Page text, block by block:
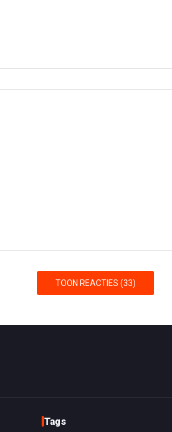
TOON REACTIES (33)
Tags